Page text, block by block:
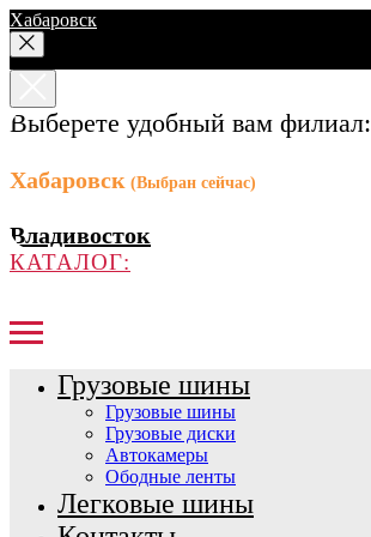
Хабаровск
Выберете удобный вам филиал:
Хабаровск (Выбран сейчас)
Владивосток
КАТАЛОГ:
Грузовые шины
Грузовые шины
Грузовые диски
Автокамеры
Ободные ленты
Легковые шины